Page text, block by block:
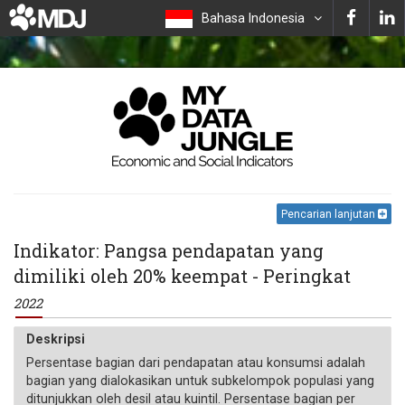
Bahasa Indonesia
Pencarian lanjutan
Indikator: Pangsa pendapatan yang
dimiliki oleh 20% keempat - Peringkat
2022
Deskripsi
Persentase bagian dari pendapatan atau konsumsi adalah
bagian yang dialokasikan untuk subkelompok populasi yang
ditunjukkan oleh desil atau kuintil. Persentase bagian per